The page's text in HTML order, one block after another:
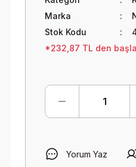
Marka
Stok Kodu
*232,87 TL den
Yorum Yaz